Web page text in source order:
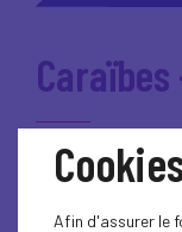
Comités
Afin d'assurer le